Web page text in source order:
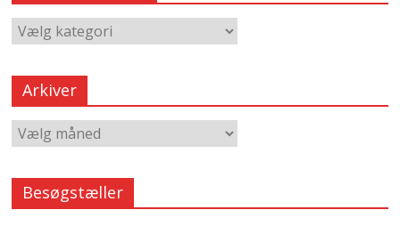
Arkiver
Besøgstæller